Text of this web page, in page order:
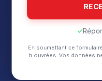
✓
En soumettant ce
h ouvrées. Vos données